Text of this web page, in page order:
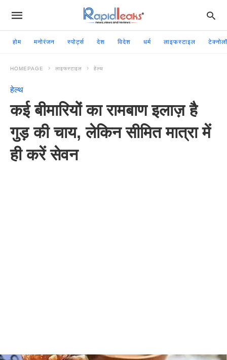
होम मनोरंजन स्पोर्ट्स देश विदेश धर्म लाइफस्टाइल
HOMEPAGE लाइफस्टाइल हेल्थ
हेल्थ
कई बीमारियों का रामबाण इलाज़ है
गुड़ की चाय, लेकिन सीमित मात्रा में
ही करें सेवन